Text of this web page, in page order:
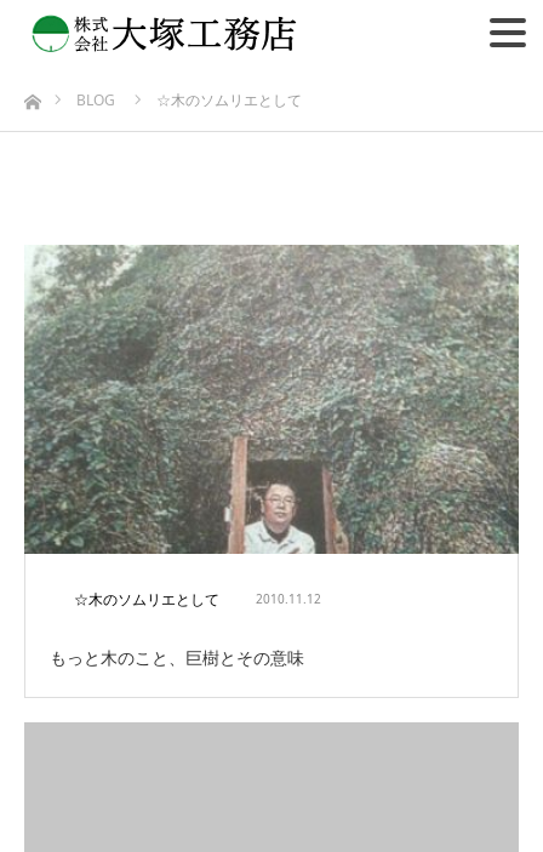
ホームBLOG ☆木のソムリエとして
☆木のソムリエとして 2010.11.12
もっと木のこと、巨樹とその意味